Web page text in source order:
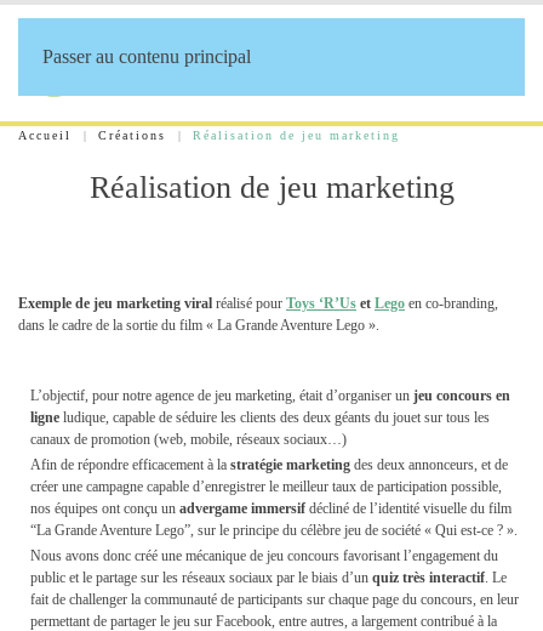
Passer au contenu principal
Accueil Créations Réalisation de jeu marketing
Réalisation de jeu marketing
Exemple de jeu marketing viral réalisé pour Toys ‘R’Us et Lego en co-branding,
dans le cadre de la sortie du film « La Grande Aventure Lego ».
L’objectif, pour notre agence de jeu marketing, était d’organiser un jeu concours en
ligne ludique, capable de séduire les clients des deux géants du jouet sur tous les
canaux de promotion (web, mobile, réseaux sociaux…)
Afin de répondre efficacement à la stratégie marketing des deux annonceurs, et de
créer une campagne capable d’enregistrer le meilleur taux de participation possible,
nos équipes ont conçu un advergame immersif décliné de l’identité visuelle du film
“La Grande Aventure Lego”, sur le principe du célèbre jeu de société « Qui est-ce ? ».
Nous avons donc créé une mécanique de jeu concours favorisant l’engagement du
public et le partage sur les réseaux sociaux par le biais d’un quiz très interactif. Le
fait de challenger la communauté de participants sur chaque page du concours, en leur
permettant de partager le jeu sur Facebook, entre autres, a largement contribué à la